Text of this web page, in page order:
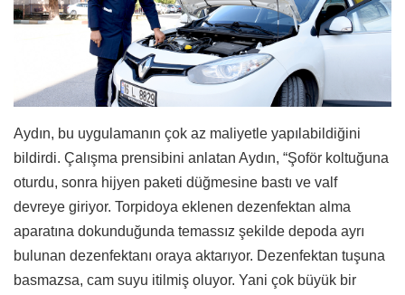
Aydın, bu uygulamanın çok az maliyetle yapılabildiğini
bildirdi. Çalışma prensibini anlatan Aydın, “Şoför koltuğuna
oturdu, sonra hijyen paketi düğmesine bastı ve valf
devreye giriyor. Torpidoya eklenen dezenfektan alma
aparatına dokunduğunda temassız şekilde depoda ayrı
bulunan dezenfektanı oraya aktarıyor. Dezenfektan tuşuna
basmazsa, cam suyu itilmiş oluyor. Yani çok büyük bir